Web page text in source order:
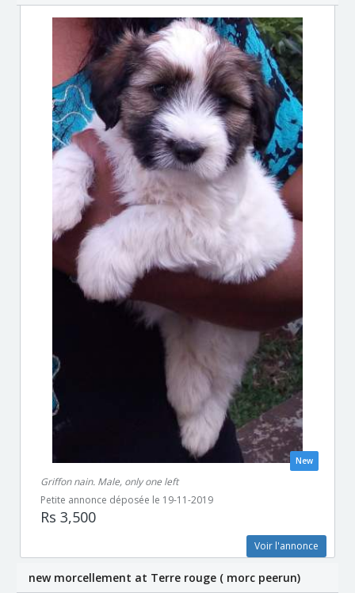
New
Griffon nain. Male, only one left
Petite annonce déposée le 19-11-2019
Rs 3,500
Voir l'annonce
new morcellement at Terre rouge ( morc peerun)